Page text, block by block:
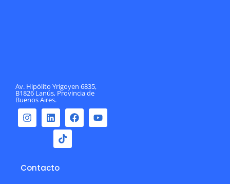
Av. Hipólito Yrigoyen 6835,
B1826 Lanús, Provincia de
Buenos Aires.
Contacto